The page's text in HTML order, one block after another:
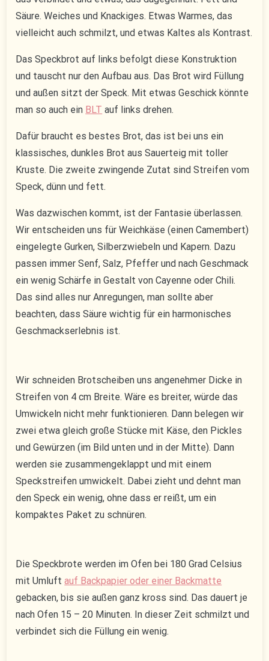
Säure. Weiches und Knackiges. Etwas Warmes, das
vielleicht auch schmilzt, und etwas Kaltes als Kontrast.
Das Speckbrot auf links befolgt diese Konstruktion
und tauscht nur den Aufbau aus. Das Brot wird Füllung
und außen sitzt der Speck. Mit etwas Geschick könnte
man so auch ein BLT auf links drehen.
Dafür braucht es bestes Brot, das ist bei uns ein
klassisches, dunkles Brot aus Sauerteig mit toller
Kruste. Die zweite zwingende Zutat sind Streifen vom
Speck, dünn und fett.
Was dazwischen kommt, ist der Fantasie überlassen.
Wir entscheiden uns für Weichkäse (einen Camembert)
eingelegte Gurken, Silberzwiebeln und Kapern. Dazu
passen immer Senf, Salz, Pfeffer und nach Geschmack
ein wenig Schärfe in Gestalt von Cayenne oder Chili.
Das sind alles nur Anregungen, man sollte aber
beachten, dass Säure wichtig für ein harmonisches
Geschmackserlebnis ist.
Wir schneiden Brotscheiben uns angenehmer Dicke in
Streifen von 4 cm Breite. Wäre es breiter, würde das
Umwickeln nicht mehr funktionieren. Dann belegen wir
zwei etwa gleich große Stücke mit Käse, den Pickles
und Gewürzen (im Bild unten und in der Mitte). Dann
werden sie zusammengeklappt und mit einem
Speckstreifen umwickelt. Dabei zieht und dehnt man
den Speck ein wenig, ohne dass er reißt, um ein
kompaktes Paket zu schnüren.
Die Speckbrote werden im Ofen bei 180 Grad Celsius
mit Umluftauf Backpapier oder einer Backmatte
gebacken, bis sie außen ganz kross sind. Das dauert je
nach Ofen 15 – 20 Minuten. In dieser Zeit schmilzt und
verbindet sich die Füllung ein wenig.